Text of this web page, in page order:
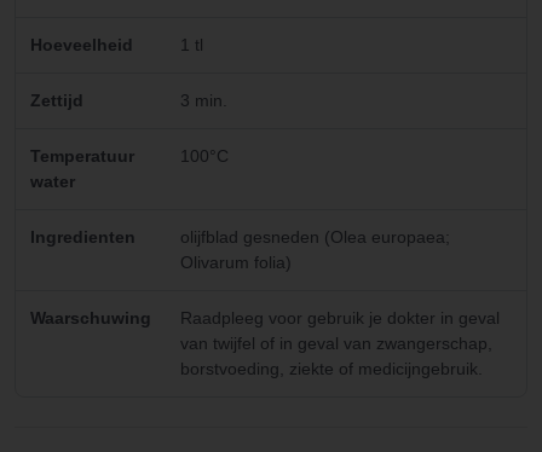
Hoeveelheid 1 tl
Zettijd 3 min.
Temperatuur
water
100°C
Ingredienten
olijfblad gesneden (Olea europaea;
Olivarum folia)
Waarschuwing
Raadpleeg voor gebruik je dokter in geval
van twijfel of in geval van zwangerschap,
borstvoeding, ziekte of medicijngebruik.